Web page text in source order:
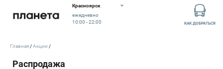
Красноярск
ежедневно
10:00 - 22:00
КАК ДОБРАТЬСЯ
Главная Акции